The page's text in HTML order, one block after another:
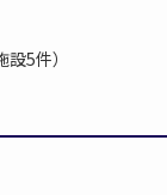
5件）